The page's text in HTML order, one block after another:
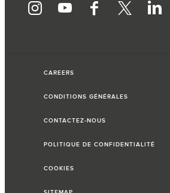
CAREERS
CONDITIONS GÉNÉRALES
CONTACTEZ-NOUS
POLITIQUE DE CONFIDENTIALITÉ
COOKIES